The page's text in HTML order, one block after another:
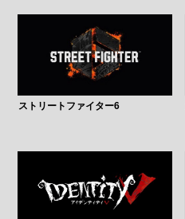
ストリートファイター6